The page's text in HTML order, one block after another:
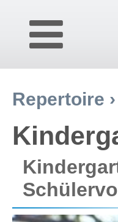
Repertoire ›